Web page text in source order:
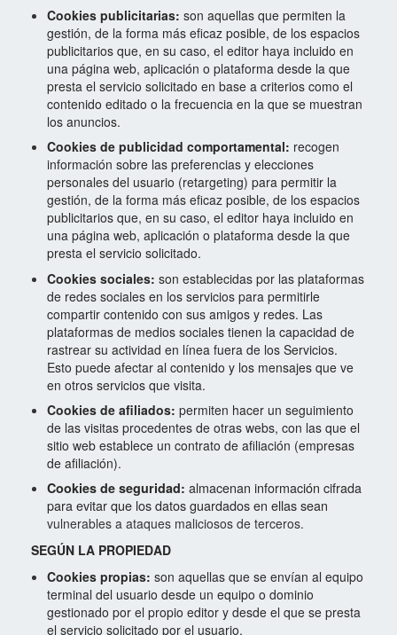
Cookies publicitarias: son aquellas que permiten la
gestión, de la forma más eficaz posible, de los espacios
publicitarios que, en su caso, el editor haya incluido en
una página web, aplicación o plataforma desde la que
presta el servicio solicitado en base a criterios como el
contenido editado o la frecuencia en la que se muestran
los anuncios.
Cookies de publicidad comportamental: recogen
información sobre las preferencias y elecciones
personales del usuario (retargeting) para permitir la
gestión, de la forma más eficaz posible, de los espacios
publicitarios que,en su caso, el editor haya incluido en
una página web, aplicación o plataforma desde la que
presta el serviciosolicitado.
Cookies sociales: son establecidas por las plataformas
de redes sociales en los servicios para permitirle
compartir contenido con sus amigos y redes. Las
plataformas de medios sociales tienen la capacidad de
rastrearsu actividad en línea fuera de los Servicios.
Esto puede afectar al contenido y los mensajes que ve
en otrosservicios que visita.
Cookies de afiliados: permiten hacer un seguimiento
de las visitas procedentes de otras webs, con las que el
sitio web establece un contrato de afiliación (empresas
de afiliación).
Cookies de seguridad: almacenan información cifrada
para evitar que los datos guardados en ellas sean
vulnerables a ataques maliciosos de terceros.
SEGÚN LA PROPIEDAD
Cookies propias: son aquellas que se envían al equipo
terminal del usuario desde un equipo o dominio
gestionado por el propio editor y desde el que se presta
el servicio solicitado por el usuario.